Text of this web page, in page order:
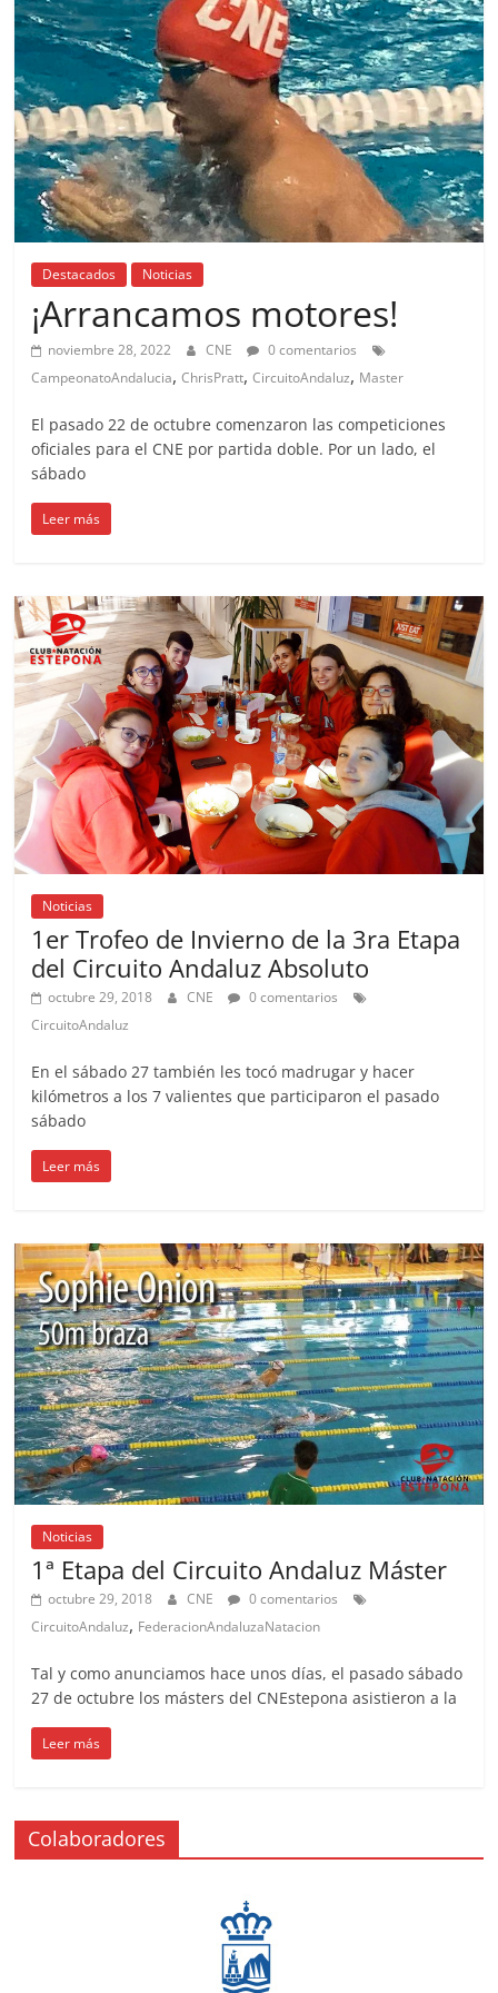
Destacados Noticias
¡Arrancamos motores!
noviembre 28, 2022 CNE
0 comentarios
CampeonatoAndalucia,ChrisPratt,CircuitoAndaluz, Master
El pasado 22 de octubre comenzaron las competiciones
oficiales para el CNE por partida doble. Por un lado, el
sábado
Leer más
Noticias
1er Trofeo de Invierno de la 3ra Etapa
del Circuito Andaluz Absoluto
octubre 29, 2018 CNE
0 comentarios
CircuitoAndaluz
En el sábado 27 también les tocó madrugar y hacer
kilómetros a los 7 valientes que participaron el pasado
sábado
Leer más
Noticias
1ª Etapa del Circuito Andaluz Máster
octubre 29, 2018 CNE
0 comentarios
CircuitoAndaluz, FederacionAndaluzaNatacion
Tal y como anunciamos hace unos días, el pasado sábado
27 de octubre los másters del CNEstepona asistieron a la
Leer más
Colaboradores